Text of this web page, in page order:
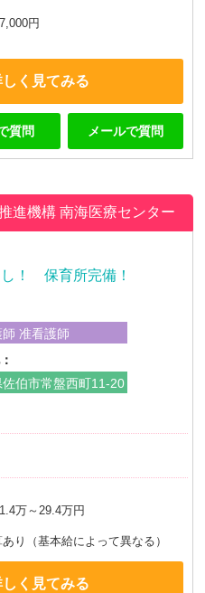
円
く見てみる
質問 メールで質問
進機構南海医療センター
！ 保育所完備！
師 准看護師
佐伯市常盤西町11-20
万～29.4万円
（基本給によって異なる）
く見てみる